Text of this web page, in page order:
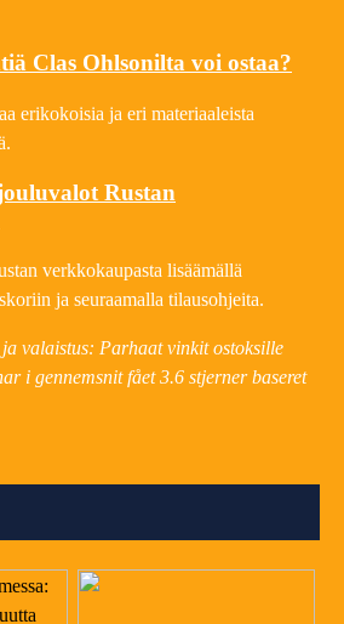
Clas Ohlsonilta voi ostaa?
erikokoisia ja eri materiaaleista
Rustan
verkkokaupasta lisäämällä
ja seuraamalla tilausohjeita.
valaistus: Parhaat vinkit ostoksille
i gennemsnit fået3.6 stjerner baseret